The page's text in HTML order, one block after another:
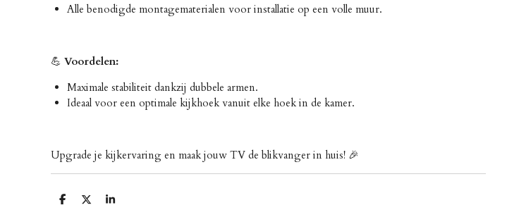
Alle benodigde montagematerialen voor installatie op een volle muur.
💪 Voordelen:
Maximale stabiliteit dankzij dubbele armen.
Ideaal voor een optimale kijkhoek vanuit elke hoek in de kamer.
Upgrade je kijkervaring en maak jouw TV de blikvanger in huis! 🎉
D
D
S